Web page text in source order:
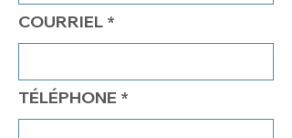
COURRIEL
TÉLÉPHONE